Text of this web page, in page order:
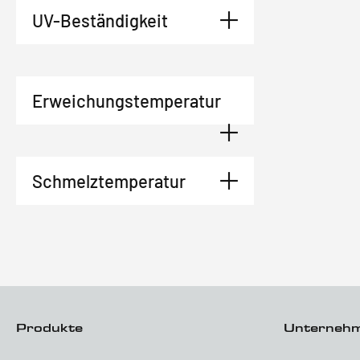
UV-Beständigkeit
Erweichungstemperatur
Schmelztemperatur
Produkte